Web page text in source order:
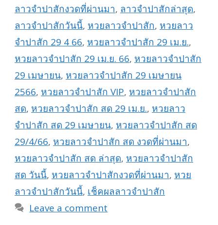
ลาวจำปาสักงวดที่ผ่านมา, ลาวจำปาสักล่าสุด,
ลาวจำปาสักวันนี้, หวยลาวจำปาสัก, หวยลาว
จำปาสัก 29 4 66, หวยลาวจำปาสัก 29 เม.ย.,
หวยลาวจำปาสัก 29 เม.ย. 66, หวยลาวจำปาสัก
29 เมษายน, หวยลาวจำปาสัก 29 เมษายน
2566, หวยลาวจำปาสัก VIP, หวยลาวจำปาสัก
สด, หวยลาวจำปาสัก สด 29 เม.ย., หวยลาว
จำปาสัก สด 29 เมษายน, หวยลาวจำปาสัก สด
29/4/66, หวยลาวจำปาสัก สด งวดที่ผ่านมา,
หวยลาวจำปาสัก สด ล่าสุด, หวยลาวจำปาสัก
สด วันนี้, หวยลาวจำปาสักงวดที่ผ่านมา, หวย
ลาวจำปาสักวันนี้, เช็คผลลาวจำปาสัก
Leave a comment